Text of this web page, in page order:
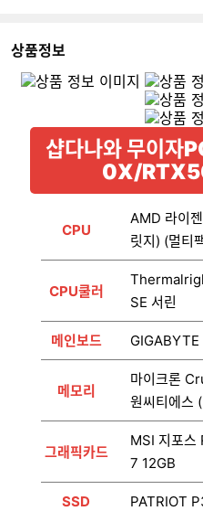
상품정보
샵다나와 무이
0X/
CPU
AMD 라이
릿지) (멀티
CPU쿨러
SE 서린
메인보드
메모리
마이크론
원씨티에스
그래픽카드
MSI 지포스
7 12GB
SSD PATRIOT